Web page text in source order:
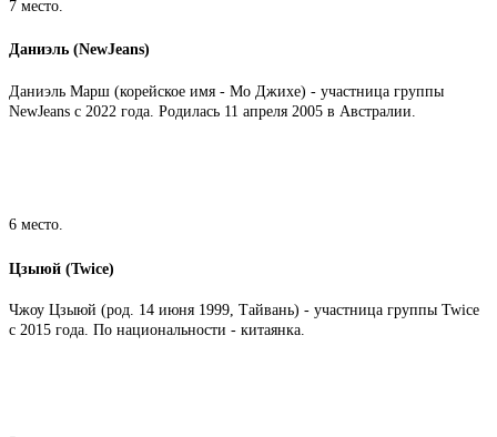
7 место.
Даниэль (NewJeans)
Даниэль Марш (корейское имя - Мо Джихе) - участница группы
NewJeans с 2022 года. Родилась 11 апреля 2005 в Австралии.
6 место.
Цзыюй (Twice)
Чжоу Цзыюй (род. 14 июня 1999, Тайвань) - участница группы Twice
с 2015 года. По национальности - китаянка.